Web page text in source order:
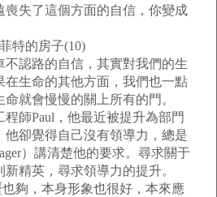
喪失了這個方面的自信，你變成
房子(10)
認路的自信，其實對我們的生
在生命的其他方面，我們也一點
就會慢慢的關上所有的門。
師Paul，他最近被提升為部門
他卻覺得自己沒有領導力，總是
）講清楚他的要求。尋求關于
精英，尋求領導力的提升。
夠，本身形象也很好，本來應